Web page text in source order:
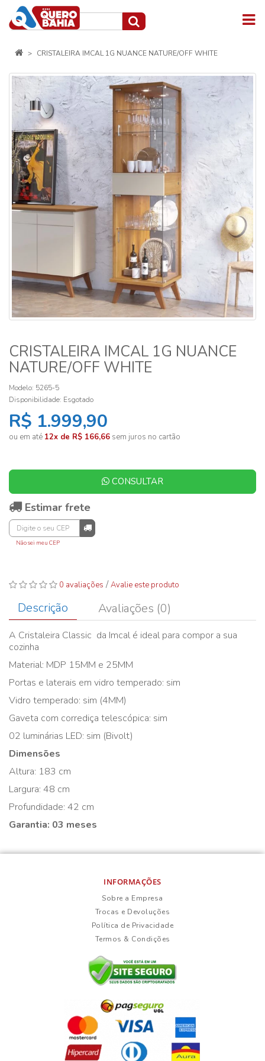
CRISTALEIRA IMCAL 1G NUANCE NATURE/OFF WHITE
CRISTALEIRA IMCAL 1G NUANCE
NATURE/OFF WHITE
Modelo: 5265-5
Disponibilidade: Esgotado
R$ 1.999,90
ou em até 12x de R$ 166,66 sem juros no cartão
CONSULTAR
Estimar frete
Não sei meu CEP
0 avaliações /Avalie este produto
Descrição Avaliações (0)
A Cristaleira Classic da Imcal é ideal para compor a sua
cozinha
Material: MDP 15MM e 25MM
Portas e laterais em vidro temperado: sim
Vidro temperado: sim (4MM)
Gaveta com corrediça telescópica: sim
02 luminárias LED: sim (Bivolt)
Dimensões
Altura: 183 cm
Largura: 48 cm
Profundidade: 42 cm
Garantia: 03 meses
INFORMAÇÕES
Sobre a Empresa
Trocas e Devoluções
Política de Privacidade
Termos & Condições